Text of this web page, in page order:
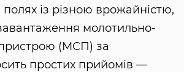
із різною врожайністю,
молотильно-
(МСП) за
простих прийомів —